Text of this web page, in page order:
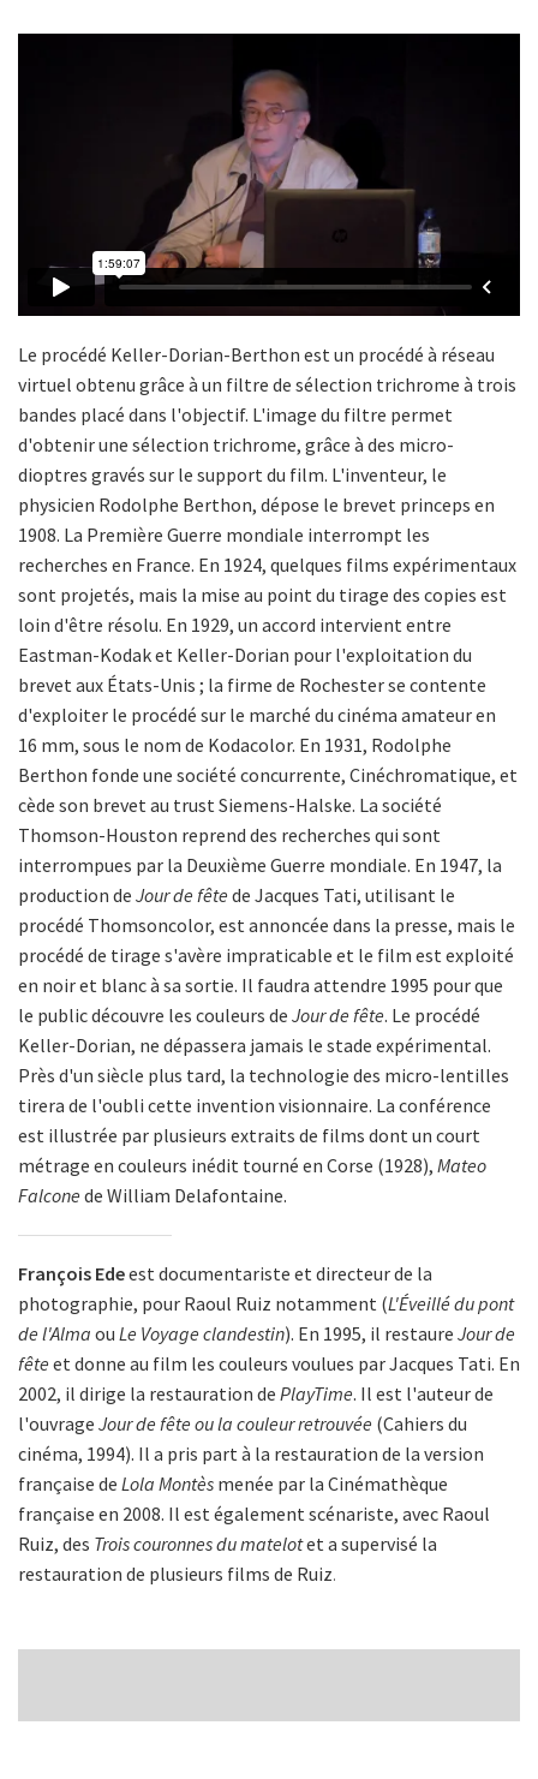
Le procédé Keller-Dorian-Berthon est un procédé à réseau
virtuel obtenu grâce à un filtre de sélection trichrome à trois
bandes placé dans l'objectif. L'image du filtre permet
d'obtenir une sélection trichrome, grâce à des micro-
dioptres gravés sur le support du film. L'inventeur, le
physicien Rodolphe Berthon, dépose le brevet princeps en
1908. La Première Guerre mondiale interrompt les
recherches en France. En 1924, quelques films expérimentaux
sont projetés, mais la mise au point du tirage des copies est
loin d'être résolu. En 1929, un accord intervient entre
Eastman-Kodak et Keller-Dorian pour l'exploitation du
brevet aux États-Unis ; la firme de Rochester se contente
d'exploiter le procédé sur le marché du cinéma amateur en
16 mm, sous le nom de Kodacolor. En 1931, Rodolphe
Berthon fonde une société concurrente, Cinéchromatique, et
cède son brevet au trust Siemens-Halske. La société
Thomson-Houston reprend des recherches qui sont
interrompues par la Deuxième Guerre mondiale. En 1947, la
production de Jour de fête de Jacques Tati, utilisant le
procédé Thomsoncolor, est annoncée dans la presse, mais le
procédé de tirage s'avère impraticable et le film est exploité
en noir et blanc à sa sortie. Il faudra attendre 1995 pour que
le public découvre les couleurs de Jour de fête. Le procédé
Keller-Dorian, ne dépassera jamais le stade expérimental.
Près d'un siècle plus tard, la technologie des micro-lentilles
tirera de l'oubli cette invention visionnaire. La conférence
est illustrée par plusieurs extraits de films dont un court
métrage en couleurs inédit tourné en Corse (1928), Mateo
Falcone de William Delafontaine.
François Edeest documentariste et directeur de la
photographie, pour Raoul Ruiz notamment (L'Éveillé du pont
de l'Alma ou Le Voyage clandestin). En 1995, il restaure Jour de
fête et donne au film les couleurs voulues par Jacques Tati. En
2002, il dirige la restauration de PlayTime. Il est l'auteur de
l'ouvrage Jour de fête ou la couleur retrouvée (Cahiers du
cinéma, 1994). Il a pris part à la restauration de la version
française de Lola Montès menée par la Cinémathèque
française en 2008. Il est également scénariste, avec Raoul
Ruiz, des Trois couronnes du matelotet a supervisé la
restauration de plusieurs films de Ruiz.